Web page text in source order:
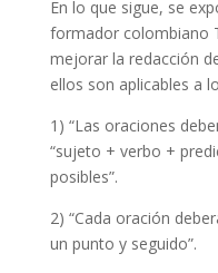
En lo que sigue, se
formador colombiano
mejorar la redacción
ellos son aplicables a
1) “Las oraciones
“sujeto + verbo +
posibles”.
2) “Cada oración
un punto y seguido”.